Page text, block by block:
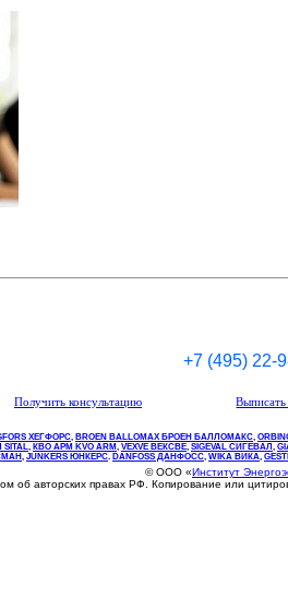
+7 (495) 22-
Получить консультацию
ХЕГФОРС, BROEN BALLOMAX БРОЕН БАЛЛОМАКС,
, КВО АРМ KVO ARM, VEXVE ВЕКСВЕ, SIGEVAL СИГЕВАЛ ,
, JUNKERS ЮНКЕРС. DANFOSS ДАНФОСС, WIKA ВИКА,
© ООО «Институт
об авторских правах РФ. Копирование или